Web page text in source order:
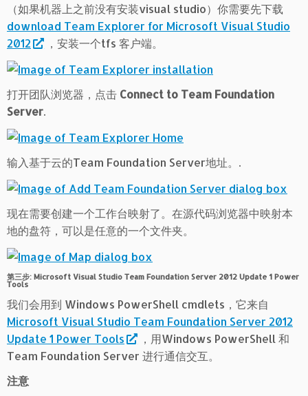
（如果机器上之前没有安装visual studio）你需要先下载
download Team Explorer for Microsoft Visual Studio
2012
，安装一个tfs 客户端。
打开团队浏览器，点击 Connect to Team Foundation
Server.
输入基于云的Team Foundation Server地址。.
现在需要创建一个工作台映射了。在源代码浏览器中映射本
地的盘符，可以是任意的一个文件夹。
第三步: Microsoft Visual Studio Team Foundation Server 2012 Update 1 Power
Tools
我们会用到 Windows PowerShell cmdlets，它来自
Microsoft Visual Studio Team Foundation Server 2012
Update 1 Power Tools
，用Windows PowerShell 和
Team Foundation Server 进行通信交互。
注意